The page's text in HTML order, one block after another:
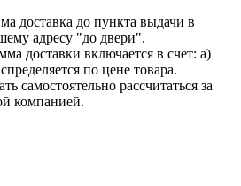
доставка до пункта выдачи в
адресу "до двери".
доставки включается в счет: а)
по цене товара.
самостоятельно рассчитаться за
компанией.